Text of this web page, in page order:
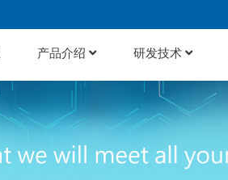
产品介绍 研发技术